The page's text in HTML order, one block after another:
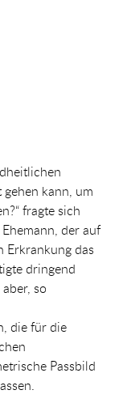
kann, um
fragte sich
der auf
Erkrankung das
dringend
so
die für die
Passbild